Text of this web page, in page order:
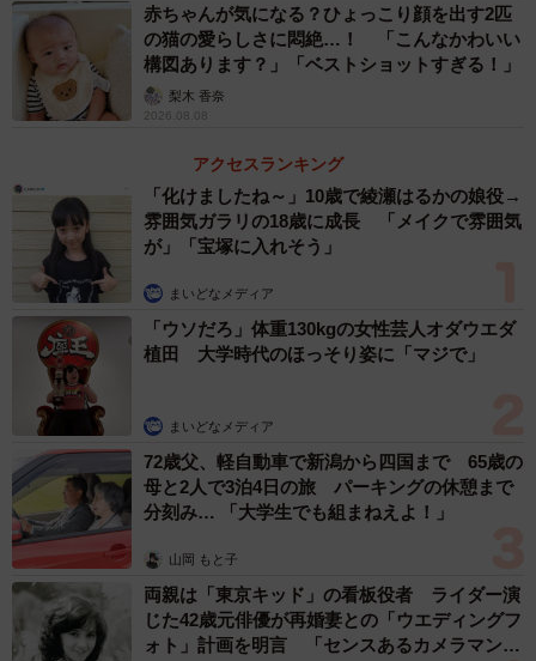
赤ちゃんが気になる？ひょっこり顔を出す2匹
の猫の愛らしさに悶絶…！ 「こんなかわいい
構図あります？」「ベストショットすぎる！」
梨木 香奈
2026.08.08
アクセスランキング
「化けましたね～」10歳で綾瀬はるかの娘役→
雰囲気ガラリの18歳に成長 「メイクで雰囲気
が」「宝塚に入れそう」
まいどなメディア
「ウソだろ」体重130kgの女性芸人オダウエダ
植田 大学時代のほっそり姿に「マジで」
まいどなメディア
72歳父、軽自動車で新潟から四国まで 65歳の
母と2人で3泊4日の旅 パーキングの休憩まで
分刻み… 「大学生でも組まねえよ！」
山岡 もと子
両親は「東京キッド」の看板役者 ライダー演
じた42歳元俳優が再婚妻との「ウエディングフ
ォト」計画を明言 「センスあるカメラマン求